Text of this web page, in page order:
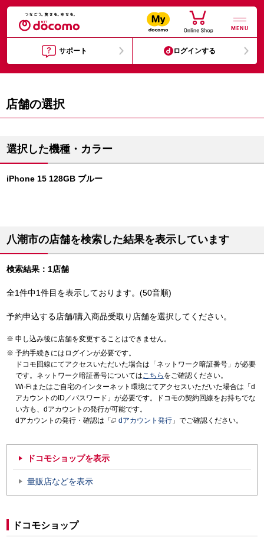
MENU
サポート ログインする
店舗の選択
選択した機種・カラー
iPhone 15 128GB ブルー
八潮市の店舗を検索した結果を表示しています
検索結果：1店舗
全1件中1件目を表示しております。(50音順)
予約申込する店舗/購入商品受取り店舗を選択してください。
申し込み後に店舗を変更することはできません。
予約手続きにはログインが必要です。
ドコモ回線にてアクセスいただいた場合は「ネットワーク暗証番号」が必要
です。ネットワーク暗証番号についてはこちら をご確認ください。
Wi-Fiまたはご自宅のインターネット環境にてアクセスいただいた場合は「d
アカウントのID／パスワード」が必要です。ドコモの契約回線をお持ちでな
い方も、dアカウントの発行が可能です。
dアカウントの発行・確認は「
dアカウント発行 」でご確認ください。
ドコモショップを表示
量販店などを表示
ドコモショップ